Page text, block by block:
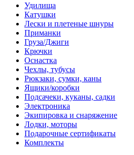
Удилища
Катушки
Лески и плетеные шнуры
Приманки
Груза/Джиги
Крючки
Оснастка
Чехлы, тубусы
Рюкзаки, сумки, каны
Ящики/коробки
Подсачеки, куканы, садки
Электроника
Экипировка и снаряжение
Лодки, моторы
Подарочные сертификаты
Комплекты